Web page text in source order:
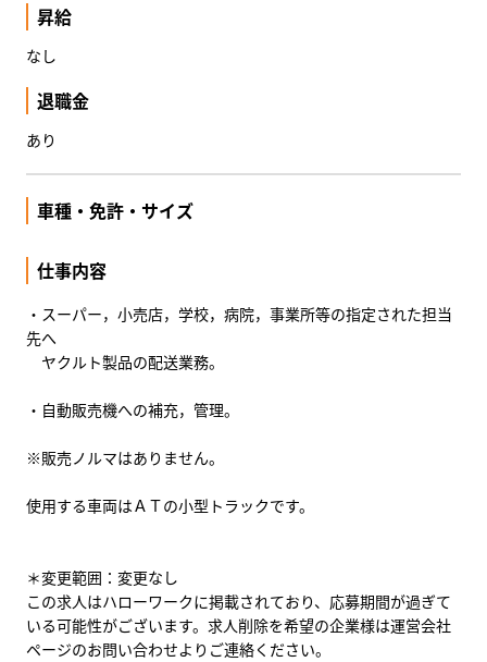
昇給
なし
退職金
あり
車種・免許・サイズ
仕事内容
・スーパー，小売店，学校，病院，事業所等の指定された担当
先へ
ヤクルト製品の配送業務。
・自動販売機への補充，管理。
※販売ノルマはありません。
使用する車両はＡＴの小型トラックです。
＊変更範囲：変更なし
この求人はハローワークに掲載されており、応募期間が過ぎて
いる可能性がございます。求人削除を希望の企業様は運営会社
ページのお問い合わせよりご連絡ください。